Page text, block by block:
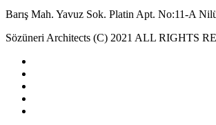
Barış Mah. Yavuz Sok. Platin Apt. No:11-A
Sözüneri Architects (C) 2021 ALL RIGHTS